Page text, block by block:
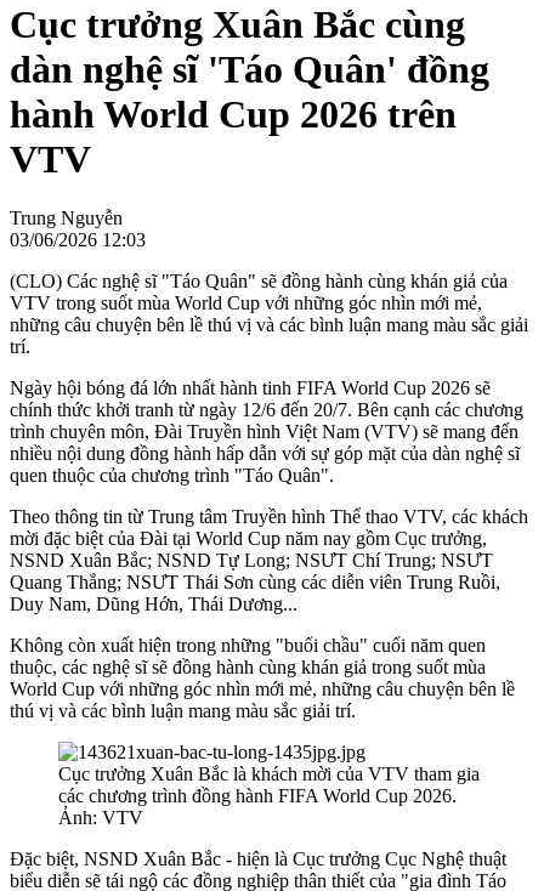
Cục trưởng Xuân Bắc cùng
dàn nghệ sĩ 'Táo Quân' đồng
hành World Cup 2026 trên
VTV
Trung Nguyễn
03/06/2026 12:03
(CLO) Các nghệ sĩ "Táo Quân" sẽ đồng hành cùng khán giả của
VTV trong suốt mùa World Cup với những góc nhìn mới mẻ,
những câu chuyện bên lề thú vị và các bình luận mang màu sắc giải
trí.
Ngày hội bóng đá lớn nhất hành tinh FIFA World Cup 2026 sẽ
chính thức khởi tranh từ ngày 12/6 đến 20/7. Bên cạnh các chương
trình chuyên môn, Đài Truyền hình Việt Nam (VTV) sẽ mang đến
nhiều nội dung đồng hành hấp dẫn với sự góp mặt của dàn nghệ sĩ
quen thuộc của chương trình "Táo Quân".
Theo thông tin từ Trung tâm Truyền hình Thể thao VTV, các khách
mời đặc biệt của Đài tại World Cup năm nay gồm Cục trưởng,
NSND Xuân Bắc; NSND Tự Long; NSƯT Chí Trung; NSƯT
Quang Thắng; NSƯT Thái Sơn cùng các diễn viên Trung Ruồi,
Duy Nam, Dũng Hớn, Thái Dương...
Không còn xuất hiện trong những "buổi chầu" cuối năm quen
thuộc, các nghệ sĩ sẽ đồng hành cùng khán giả trong suốt mùa
World Cup với những góc nhìn mới mẻ, những câu chuyện bên lề
thú vị và các bình luận mang màu sắc giải trí.
Cục trưởng Xuân Bắc là khách mời của VTV tham gia
các chương trình đồng hành FIFA World Cup 2026.
Ảnh: VTV
Đặc biệt, NSND Xuân Bắc - hiện là Cục trưởng Cục Nghệ thuật
biểu diễn sẽ tái ngộ các đồng nghiệp thân thiết của "gia đình Táo